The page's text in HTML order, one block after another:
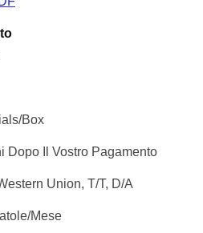
box
Dopo Il Vostro Pagamento
Union, T/T, D/A
mese